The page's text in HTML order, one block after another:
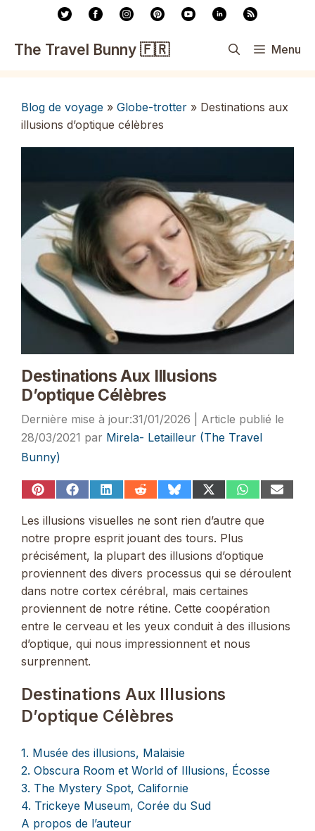
contenu
The Travel Bunny 🇫🇷 Menu
Blog de voyage » Globe-trotter » Destinations aux
illusions d’optique célèbres
Destinations Aux Illusions
D’optique Célèbres
31/01/2026
28/03/2021 par Mirela- Letailleur (The Travel
Bunny)
Share
Pinterest
Share
Facebook
Share
LinkedIn
Share
Reddit
Share
Bluesky
Share
X
(Twitter)
ShareShare
Les illusions visuelles ne sont rien d’autre que
notre propre esprit jouant des tours. Plus
précisément, la plupart des illusions d’optique
proviennent des divers processus qui se déroulent
dans notre cortex cérébral, mais certaines
proviennent de notre rétine. Cette coopération
entre le cerveau et les yeux conduit à des illusions
d’optique, qui nous impressionnent et nous
surprennent.
Destinations Aux Illusions
D’optique Célèbres
1. Musée des illusions, Malaisie
2. Obscura Room et World of Illusions, Écosse
3. The Mystery Spot, Californie
4. Trickeye Museum, Corée du Sud
A propos de l’auteur